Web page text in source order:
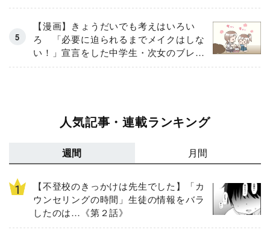
【漫画】きょうだいでも考えはいろい
ろ 「必要に迫られるまでメイクはしな
い！」宣言をした中学生・次女のブレな
い信念
人気記事・連載ランキング
週間 月間
【不登校のきっかけは先生でした】「カ
ウンセリングの時間」生徒の情報をバラ
したのは…《第２話》